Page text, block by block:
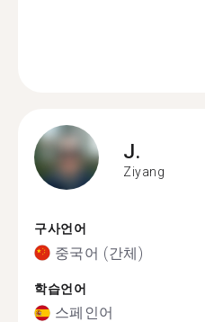
J.
Ziyang
구사언어
중국어 (간체)
학습언어
스페인어